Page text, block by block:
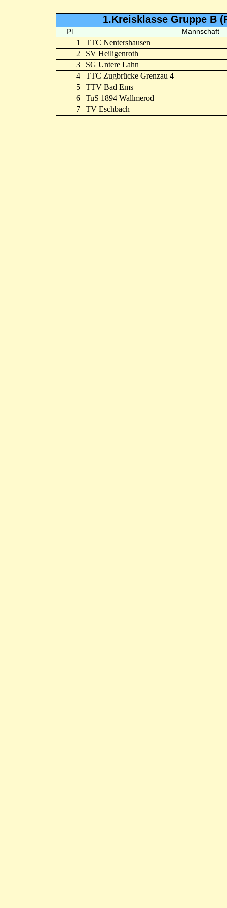
1.Kreisklasse Gruppe B
Pl Mannschaft
1
TTC Nentershausen
2
SV Heiligenroth
3
SG Untere Lahn
4
TTC Zugbrücke Grenzau 4
5
TTV Bad Ems
6
TuS 1894 Wallmerod
7
TV Eschbach